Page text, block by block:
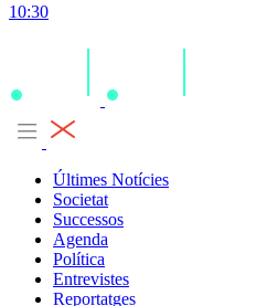
10:30
Últimes Notícies
Societat
Successos
Agenda
Política
Entrevistes
Reportatges